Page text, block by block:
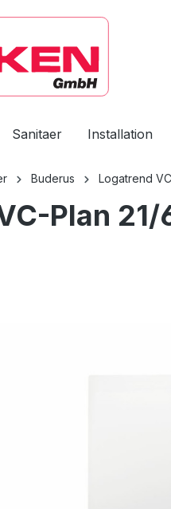
springen
Sanitaer Installation
Buderus Logatrend
Plan